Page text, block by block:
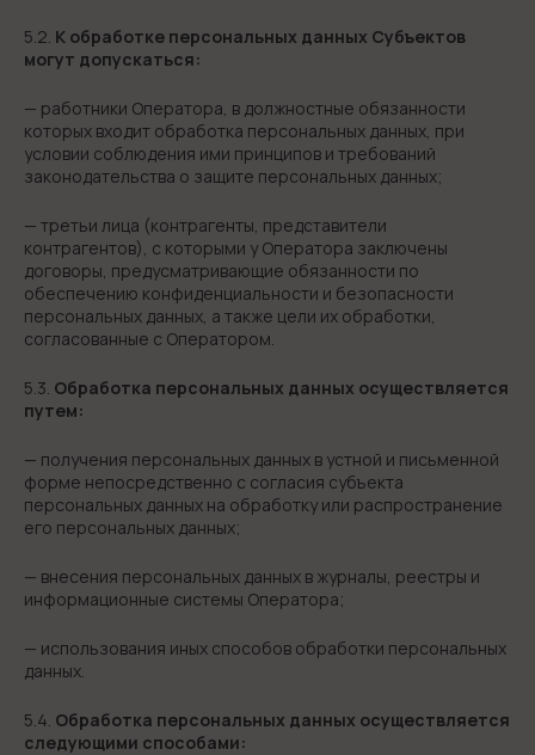
5.2. К обработке персональных данных Субъектов
могут допускаться:
— работники Оператора, в должностные обязанности
которых входит обработка персональных данных, при
условии соблюдения ими принципов и требований
законодательства о защите персональных данных;
— третьи лица (контрагенты, представители
контрагентов), с которыми у Оператора заключены
договоры, предусматривающие обязанности по
обеспечению конфиденциальности и безопасности
персональных данных, а также цели их обработки,
согласованные с Оператором.
5.3. Обработка персональных данных осуществляется
путем:
— получения персональных данных в устной и письменной
форме непосредственно с согласия субъекта
персональных данных на обработку или распространение
его персональных данных;
— внесения персональных данных в журналы, реестры и
информационные системы Оператора;
— использования иных способов обработки персональных
данных.
5.4. Обработка персональных данных осуществляется
следующими способами: